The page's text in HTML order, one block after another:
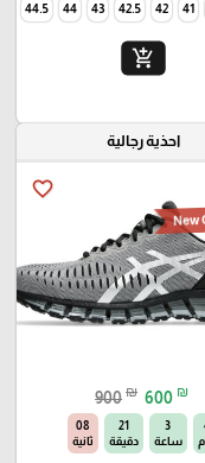
41
42
42.5
43
44
44.5
add_shopping_cart
احذية رجالية
favorite_border
New
900 ₪ 600 ₪
3
ساعة
21
دقيقة
06
ثانية